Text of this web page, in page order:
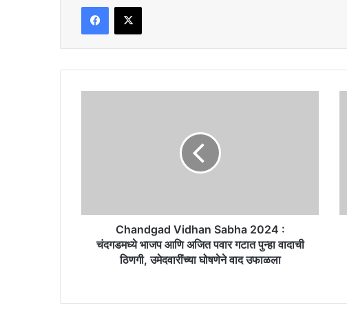
Facebook
X
अजित
गटात
Chandgad Vidhan Sabha 2024 :
चंदगडमध्ये भाजप आणि अजित पवार गटात पुन्हा वादाची
ठिणगी, उमेदवारींच्या घोषणेने वाद उफाळला